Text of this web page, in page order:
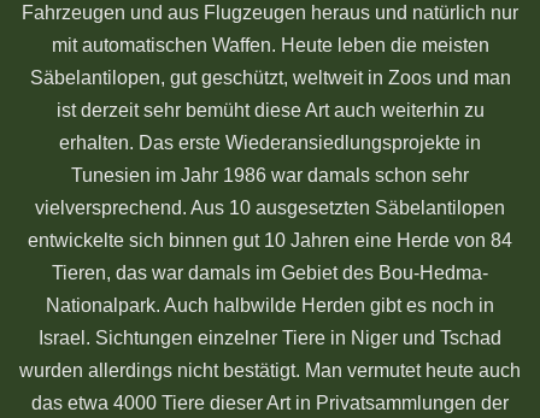
Fahrzeugen und aus Flugzeugen heraus und natürlich nur
mit automatischen Waffen. Heute leben die meisten
Säbelantilopen, gut geschützt, weltweit in Zoos und man
ist derzeit sehr bemüht diese Art auch weiterhin zu
erhalten. Das erste Wiederansiedlungsprojekte in
Tunesien im Jahr 1986 war damals schon sehr
vielversprechend. Aus 10 ausgesetzten Säbelantilopen
entwickelte sich binnen gut 10 Jahren eine Herde von 84
Tieren, das war damals im Gebiet des Bou-Hedma-
Nationalpark. Auch halbwilde Herden gibt es noch in
Israel. Sichtungen einzelner Tiere in Niger und Tschad
wurden allerdings nicht bestätigt. Man vermutet heute auch
das etwa 4000 Tiere dieser Art in Privatsammlungen der